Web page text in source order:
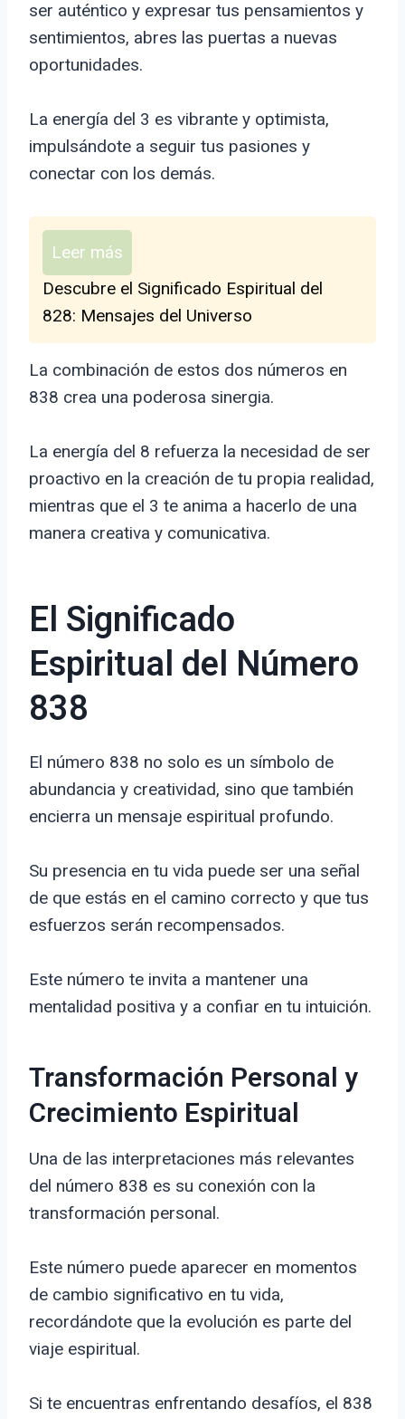
ser auténtico y expresar tus pensamientos y
sentimientos, abres las puertas a nuevas
oportunidades.
La energía del 3 es vibrante y optimista,
impulsándote a seguir tus pasiones y
conectar con los demás.
Leer más
Descubre el Significado Espiritual del
828: Mensajes del Universo
La combinación de estos dos números en
838 crea una poderosa sinergia.
La energía del 8 refuerza la necesidad de ser
proactivo en la creación de tu propia realidad,
mientras que el 3 te anima a hacerlo de una
manera creativa y comunicativa.
El Significado
Espiritual del Número
838
El número 838 no solo es un símbolo de
abundancia y creatividad, sino que también
encierra un mensaje espiritual profundo.
Su presencia en tu vida puede ser una señal
de que estás en el camino correcto y que tus
esfuerzos serán recompensados.
Este número te invita a mantener una
mentalidad positiva y a confiar en tu intuición.
Transformación Personal y
Crecimiento Espiritual
Una de las interpretaciones más relevantes
del número 838 es su conexión con la
transformación personal.
Este número puede aparecer en momentos
de cambio significativo en tu vida,
recordándote que la evolución es parte del
viaje espiritual.
Si te encuentras enfrentando desafíos, el 838